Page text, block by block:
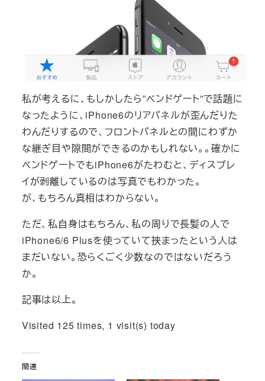
私が考えるに、もしかしたら”ベンドゲート”で話題に
なったように、iPhone6のリアパネルが歪んだりた
わんだりするので、フロントパネルとの間にわずか
な継ぎ目や隙間ができるのかもしれない。。確かに
ベンドゲートでもiPhone6がたわむと、ディスプレ
イが剥離しているのは写真でもわかった。
が、もちろん真相はわからない。
ただ、私自身はもちろん、私の周りで長髪の人で
iPhone6/6 Plusを使っていて挟まったという人は
まだいない。恐らくごく少数なのではないだろう
か。
記事は以上。
Visited 125 times, 1 visit(s) today
関連